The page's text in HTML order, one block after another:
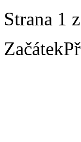
Strana 1
Začátek